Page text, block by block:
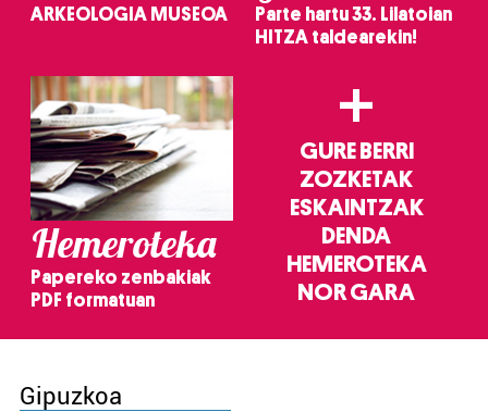
ARKEOLOGIA MUSEOA
Parte hartu 33. Lilatoian
HITZA taldearekin!
Hemeroteka
Papereko zenbakiak
PDF formatuan
+
GURE BERRI
ZOZKETAK
ESKAINTZAK
DENDA
HEMEROTEKA
NOR GARA
Gipuzkoa